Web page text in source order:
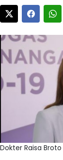
Dokter Raisa